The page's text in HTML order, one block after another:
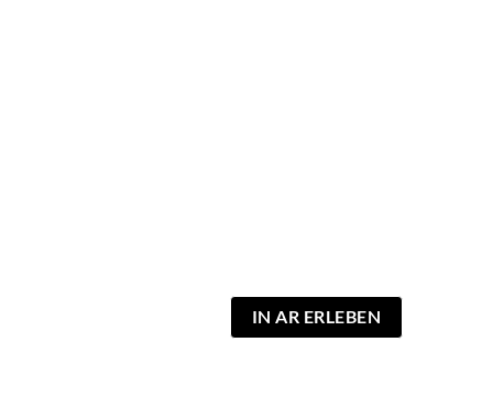
IN AR ERLEBEN